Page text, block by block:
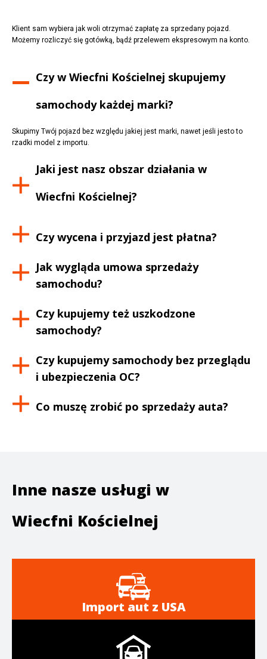
Klient sam wybiera jak woli otrzymać zapłatę za sprzedany pojazd.
Możemy rozliczyć się gotówką, bądź przelewem ekspresowym na konto.
Czy wWiecfni Kościelnej skupujemy
samochody każdej marki?
Skupimy Twój pojazd bez względu jakiej jest marki, nawet jeśli jesto to
rzadki model z importu.
Jaki jest nasz obszar działania w
Wiecfni Kościelnej?
Czy wycena i przyjazd jest płatna?
Jak wygląda umowa sprzedaży
samochodu?
Czy kupujemy też uszkodzone
samochody?
Czy kupujemy samochody bez przeglądu
i ubezpieczenia OC?
Co muszę zrobić po sprzedaży auta?
Inne nasze usługi w
Wiecfni Kościelnej
Import aut z USA